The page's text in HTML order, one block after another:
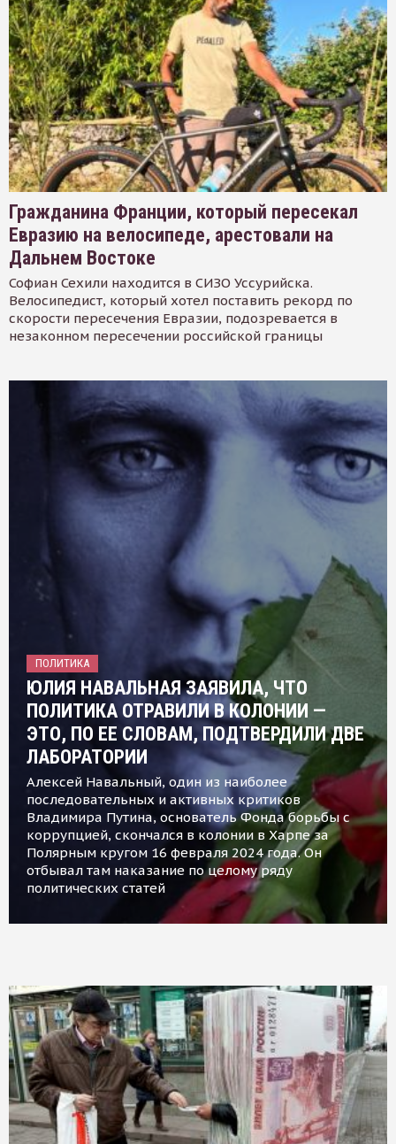
Гражданина Франции, который пересекал
Евразию на велосипеде, арестовали на
Дальнем Востоке
Софиан Сехили находится в СИЗО Уссурийска.
Велосипедист, который хотел поставить рекорд по
скорости пересечения Евразии, подозревается в
незаконном пересечении российской границы
ПОЛИТИКА
ЮЛИЯ НАВАЛЬНАЯ ЗАЯВИЛА, ЧТО
ПОЛИТИКА ОТРАВИЛИ В КОЛОНИИ —
ЭТО, ПО ЕЕ СЛОВАМ, ПОДТВЕРДИЛИ ДВЕ
ЛАБОРАТОРИИ
Алексей Навальный, один из наиболее
последовательных и активных критиков
Владимира Путина, основатель Фонда борьбы с
коррупцией, скончался в колонии в Харпе за
Полярным кругом 16 февраля 2024 года. Он
отбывал там наказание по целому ряду
политических статей